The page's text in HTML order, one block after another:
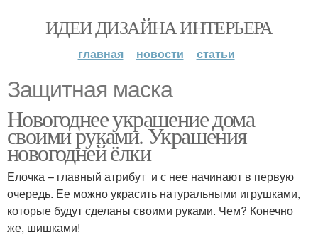
ИДЕИ ДИЗАЙНА ИНТЕРЬЕРА
главная новости статьи
Защитная маска
Новогоднее украшение дома
своими руками. Украшения
новогодней ёлки
Елочка – главный атрибут и с нее начинают в первую
очередь. Ее можно украсить натуральными игрушками,
которые будут сделаны своими руками. Чем? Конечно
же, шишками!